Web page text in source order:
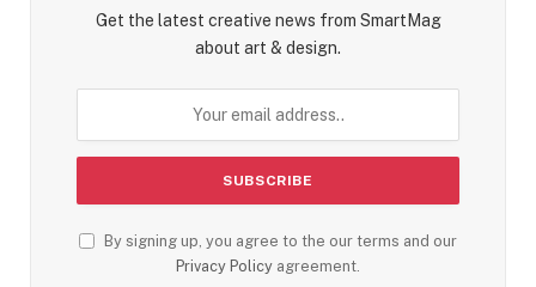
Get the latest creative news from SmartMag
about art & design.
By signing up, you agree to the our terms and our
Privacy Policy agreement.